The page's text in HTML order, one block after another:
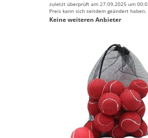
zuletzt überprüft am 27.09.2025 um
Preis kann sich seitdem geändert haben.
Keine weiteren Anbieter